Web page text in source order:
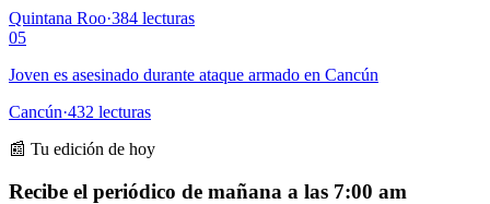
Quintana Roo·384 lecturas
05
Joven es asesinado durante ataque armado en Cancún
Cancún·432 lecturas
📰 Tu edición de hoy
Recibe el periódico de mañana a las 7:00 am